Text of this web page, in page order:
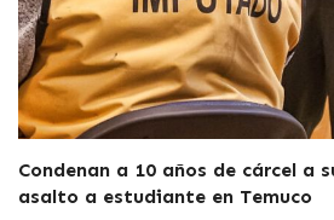
Condenan a 10 años de cárcel a
asalto a estudiante en Temuco